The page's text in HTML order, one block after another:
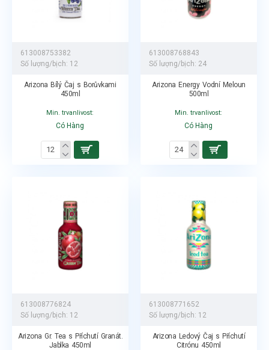
613008753382
Số lượng/bịch: 12
Arizona Bílý Čaj s Borůvkami
450ml
Min. trvanlivost:
Có Hàng
613008768843
Số lượng/bịch: 24
Arizona Energy Vodní Meloun
500ml
Min. trvanlivost:
Có Hàng
613008776824
Số lượng/bịch: 12
Arizona Gr. Tea s Příchutí Granát.
Jablka 450ml
613008771652
Số lượng/bịch: 12
Arizona Ledový Čaj s Příchutí
Citrónu 450ml